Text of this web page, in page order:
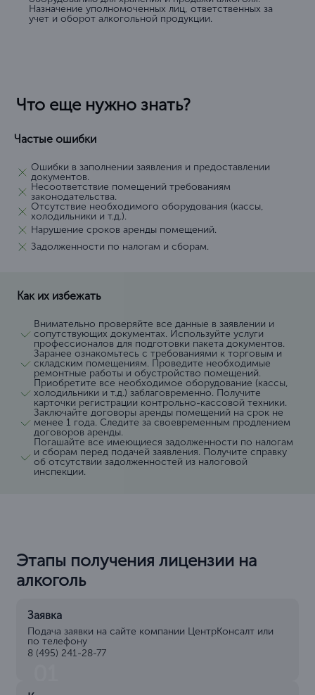
Назначение уполномоченных лиц, ответственных за
учет и оборот алкогольной продукции.
Что еще нужно знать?
Частые ошибки
Ошибки в заполнении заявления и предоставлении
документов.
Несоответствие помещений требованиям
законодательства.
Отсутствие необходимого оборудования (кассы,
холодильники и т.д.).
Нарушение сроков аренды помещений.
Задолженности по налогам и сборам.
Как их избежать
Внимательно проверяйте все данные в заявлении и
сопутствующих документах. Используйте услуги
профессионалов для подготовки пакета документов.
Заранее ознакомьтесь с требованиями к торговым и
складским помещениям. Проведите необходимые
ремонтные работы и обустройство помещений.
Приобретите все необходимое оборудование (кассы,
холодильники и т.д.) заблаговременно. Получите
карточки регистрации контрольно-кассовой техники.
Заключайте договоры аренды помещений на срок не
менее 1 года. Следите за своевременным продлением
договоров аренды.
Погашайте все имеющиеся задолженности по налогам
и сборам перед подачей заявления. Получите справку
об отсутствии задолженностей из налоговой
инспекции.
Этапы получения лицензии на
алкоголь
Заявка
Подача заявки на сайте компании ЦентрКонсалт или
по телефону
8 (495) 241-28-77